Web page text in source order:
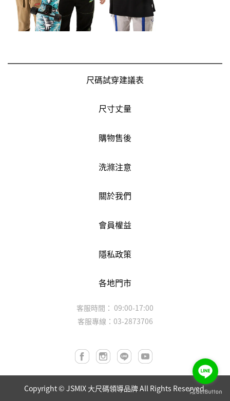
尺碼試穿建議表
尺寸丈量
購物售後
洗滌注意
關於我們
會員權益
隱私政策
各地門市
客服時間： 09:00-17:00
客服專線：03-2873706
Copyright © JSMIX 大尺碼領導品牌All Rights Reserved.